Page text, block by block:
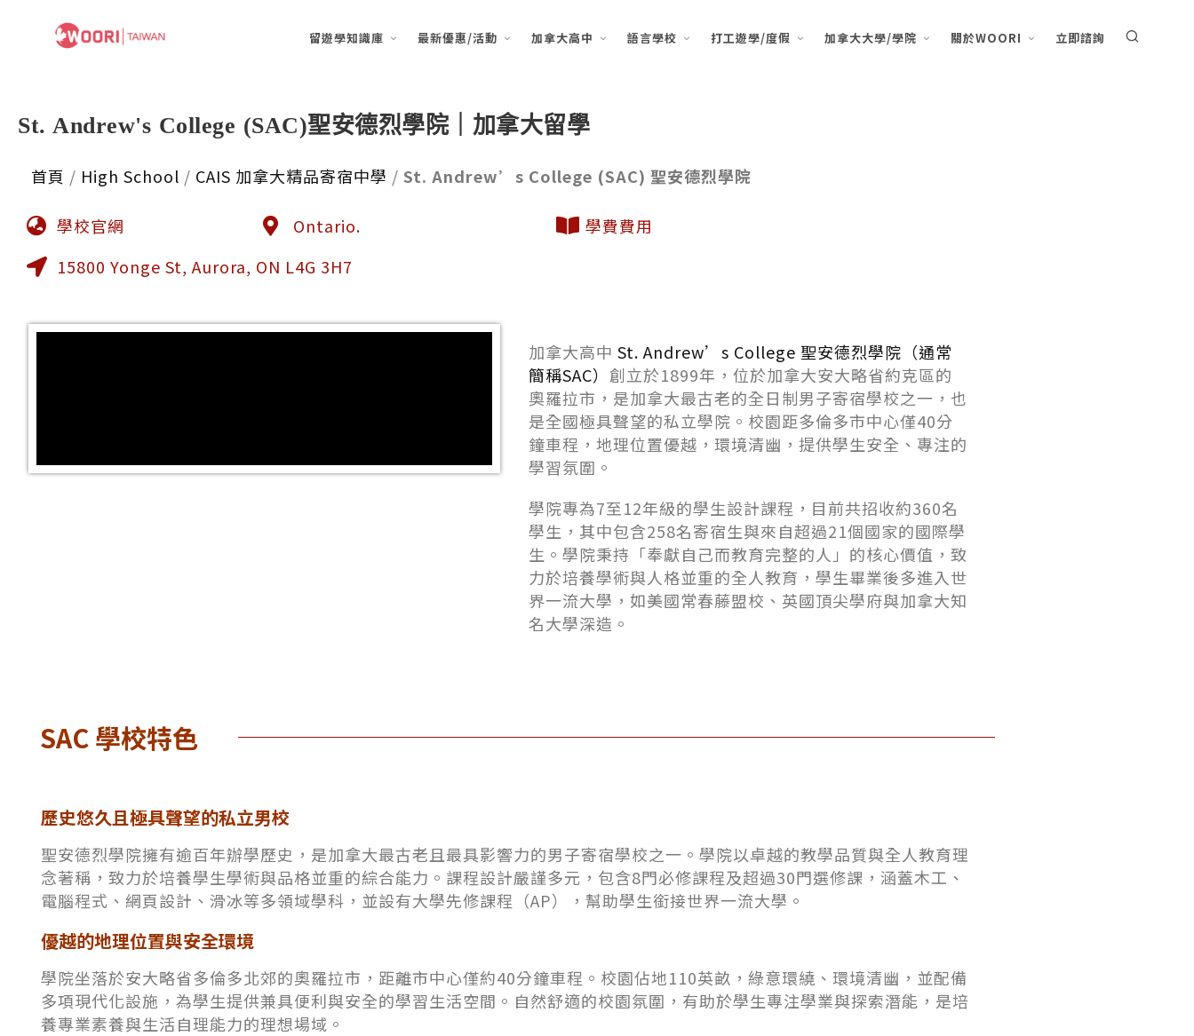
留遊學知識庫 最新優惠/活動 加拿大高中 語言學校 打工遊學/度假 加拿大大學/學院 關於WOORI 立即諮詢
St. Andrew's College (SAC)聖安德烈學院｜加拿大留學
首頁 / High School / CAIS 加拿大精品寄宿中學 / St. Andrew’s College (SAC) 聖安德烈學院
學校官網 Ontario.
學費費用
15800 Yonge St, Aurora, ON L4G 3H7
加拿大高中 St. Andrew’s College 聖安德烈學院（通常
簡稱SAC） 創立於1899年，位於加拿大安大略省約克區的
奧羅拉市，是加拿大最古老的全日制男子寄宿學校之一，也
是全國極具聲望的私立學院。校園距多倫多市中心僅40分
鐘車程，地理位置優越，環境清幽，提供學生安全、專注的
學習氛圍。
學院專為7至12年級的學生設計課程，目前共招收約360名
學生，其中包含258名寄宿生與來自超過21個國家的國際學
生。學院秉持「奉獻自己而教育完整的人」的核心價值，致
力於培養學術與人格並重的全人教育，學生畢業後多進入世
界一流大學，如美國常春藤盟校、英國頂尖學府與加拿大知
名大學深造。
SAC 學校特色
歷史悠久且極具聲望的私立男校
聖安德烈學院擁有逾百年辦學歷史，是加拿大最古老且最具影響力的男子寄宿學校之一。學院以卓越的教學品質與全人教育理
念著稱，致力於培養學生學術與品格並重的綜合能力。課程設計嚴謹多元，包含8門必修課程及超過30門選修課，涵蓋木工、
電腦程式、網頁設計、滑冰等多領域學科，並設有大學先修課程（AP），幫助學生銜接世界一流大學。
優越的地理位置與安全環境
學院坐落於安大略省多倫多北郊的奧羅拉市，距離市中心僅約40分鐘車程。校園佔地110英畝，綠意環繞、環境清幽，並配備
多項現代化設施，為學生提供兼具便利與安全的學習生活空間。自然舒適的校園氛圍，有助於學生專注學業與探索潛能，是培
養專業素養與生活自理能力的理想場域。